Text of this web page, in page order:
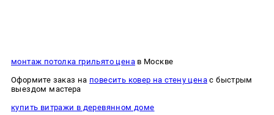
монтаж потолка грильято ценав Москве
Оформите заказ на повесить ковер на стену ценас быстрым
выездом мастера
купить витражи в деревянном доме